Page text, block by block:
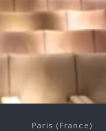
Paris (France)